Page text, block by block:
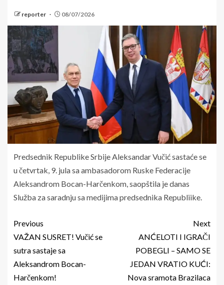
reporter 08/07/2026
Predsednik Republike Srbije Aleksandar Vučić sastaće se
u četvrtak, 9. jula sa ambasadorom Ruske Federacije
Aleksandrom Bocan-Harčenkom, saopštila je danas
Služba za saradnju sa medijima predsednika Republiike.
Previous
VAŽAN SUSRET! Vučić se
sutra sastaje sa
Aleksandrom Bocan-
Harčenkom!
Next
ANĆELOTI I IGRAČI
POBEGLI – SAMO SE
JEDAN VRATIO KUĆI:
Nova sramota Brazilaca